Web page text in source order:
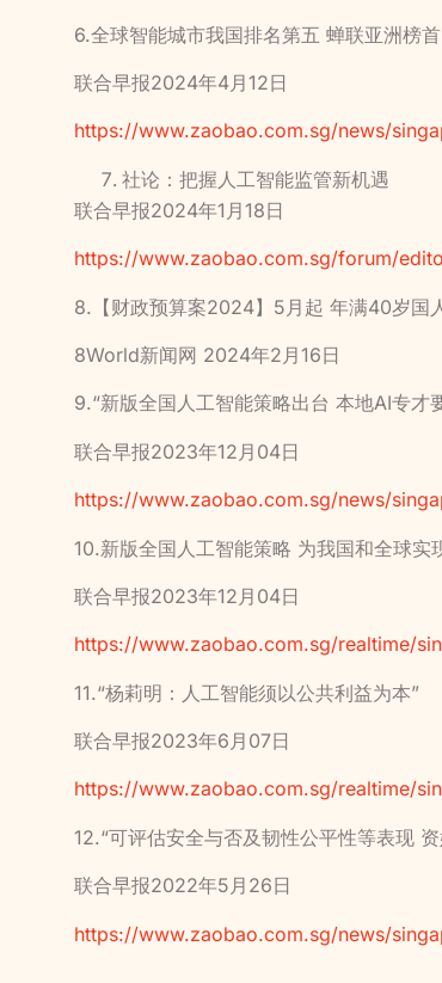
6.全球智能城市我国排名第五 蝉联亚洲榜首
联合早报2024年4月12日
https://www.zaobao.com.sg/news/
社论：把握人工智能监管新机遇
联合早报2024年1月18日
https://www.zaobao.com.sg/forum/
8.【财政预算案2024】5月起 年满40岁国
8World新闻网 2024年2月16日
9.“新版全国人工智能策略出台 本地AI专才
联合早报2023年12月04日
https://www.zaobao.com.sg/news/
10.新版全国人工智能策略 为我国和全球实
联合早报2023年12月04日
https://www.zaobao.com.sg/realtime/
11.“杨莉明：人工智能须以公共利益为本”
联合早报2023年6月07日
https://www.zaobao.com.sg/realtime/
12.“可评估安全与否及韧性公平性等表现
联合早报2022年5月26日
https://www.zaobao.com.sg/news/